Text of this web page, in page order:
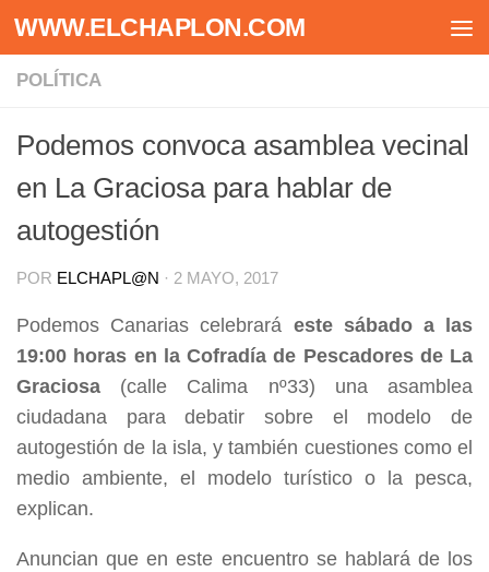
Saltar al contenido
WWW.ELCHAPLON.COM
POLÍTICA
Podemos convoca asamblea vecinal
en La Graciosa para hablar de
autogestión
POR ELCHAPL@N · 2 MAYO, 2017
Podemos Canarias celebrará este sábado a las
19:00 horas en la Cofradía de Pescadores de La
Graciosa (calle Calima nº33) una asamblea
ciudadana para debatir sobre el modelo de
autogestión de la isla, y también cuestiones como el
medio ambiente, el modelo turístico o la pesca,
explican.
Anuncian que en este encuentro se hablará de los